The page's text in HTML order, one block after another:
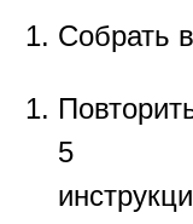
Собрать в
5